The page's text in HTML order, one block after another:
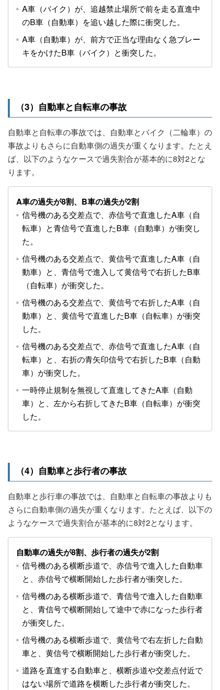
A車（バイク）が、追越禁止場所で前を走る直進中
のB車（自動車）を追い越した際に衝突した。
A車（自動車）が、前方で正当な理由なく急ブレー
キをかけたB車（バイク）と衝突した。
（3）自動車と自転車の事故
自動車と自転車の事故では、自動車とバイク（二輪車）の
事故よりもさらに自動車側の過失が重くなります。たとえ
ば、以下のようなケースで過失割合が基本的に8対2とな
ります。
A車の過失が8割、B車の過失が2割
信号機のある交差点で、赤信号で直進したA車（自
転車）と青信号で直進したB車（自動車）が衝突し
た。
信号機のある交差点で、黄信号で直進したA車（自
動車）と、青信号で進入して黄信号で右折したB車
（自転車）が衝突した。
信号機のある交差点で、黄信号で右折したA車（自
動車）と、黄信号で直進したB車（自転車）が衝突
した。
信号機のある交差点で、赤信号で直進したA車（自
転車）と、右折の青矢印信号で右折したB車（自動
車）が衝突した。
一時停止規制を無視して直進してきたA車（自動
車）と、左から右折してきたB車（自転車）が衝突
した。
（4）自動車と歩行者の事故
自動車と歩行車の事故では、自動車と自転車の事故よりも
さらに自動車側の過失が重くなります。たとえば、以下の
ようなケースで過失割合が基本的に8対2となります。
自動車の過失が8割、歩行者の過失が2割
信号機のある横断歩道で、赤信号で進入した自動車
と、赤信号で横断開始した歩行者が衝突した。
信号機のある横断歩道で、青信号で進入した自動車
と、青信号で横断開始して途中で赤になった歩行者
が衝突した。
信号機のある横断歩道で、黄信号で右左折した自動
車と、黄信号で横断開始した歩行者が衝突した。
道路を直進する自動車と、横断歩道や交差点付近で
はない場所で道路を横断した歩行者が衝突した。